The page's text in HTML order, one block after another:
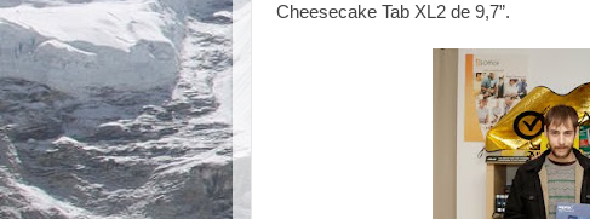
Cheesecake Tab XL2 de 9,7”.